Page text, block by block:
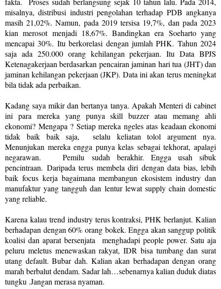
misalnya, distribusi industri pengolahan terhadap PDB angkanya
masih 21,02%. Namun, pada 2019 tersisa 19,7%, dan pada 2023
kian merosot menjadi 18,67%. Bandingkan era Soeharto yang
mencapai 30%. Itu berkorelasi dengan jumlah PHK. Tahun 2024
saja ada 250.000 orang kehilangan pekerjaan. Itu Data BPJS
Ketenagakerjaan berdasarkan pencairan jaminan hari tua (JHT) dan
jaminan kehilangan pekerjaan (JKP). Data ini akan terus meningkat
bila tidak ada perbaikan.
Kadang saya mikir dan bertanya tanya. Apakah Menteri di cabinet
ini para mereka yang punya skill buzzer atau memang ahli
ekonomi? Mengapa ? Setiap mereka ngeles atas keadaan ekonomi
tidak baik baik saja,
selalu keliatan tolol argument nya.
Menunjukan mereka engga punya kelas sebagai tekhorat, apalagi
negarawan.
Pemilu sudah berakhir. Engga usah sibuk
pencintraan. Daripada terus membela diri dengan data bias, lebih
baik focus kerja bagaimana membangun ekosistem industry dan
manufaktur yang tangguh dan lentur lewat supply chain domestic
yang reliable.
Karena kalau trend industry terus kontraksi, PHK berlanjut. Kalian
berhadapan dengan 60% orang bokek. Engga akan sanggup politik
koalisi dan aparat bersenjata
menghadapi people power. Satu aja
peluru meletus menewaskan rakyat, IDR bisa tumbang dan surat
utang default. Bubar dah. Kalian akan berhadapan dengan orang
marah berbalut dendam. Sadar lah…sebenarnya kalian duduk diatas
tungku .Jangan merasa nyaman.